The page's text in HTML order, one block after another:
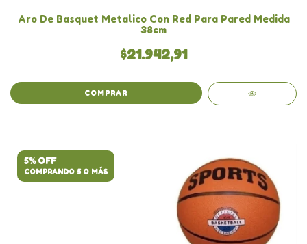
Aro De Basquet Metalico Con Red Para Pared Medida
38cm
$21.942,91
COMPRAR
5% OFF
COMPRANDO 5 O MÁS